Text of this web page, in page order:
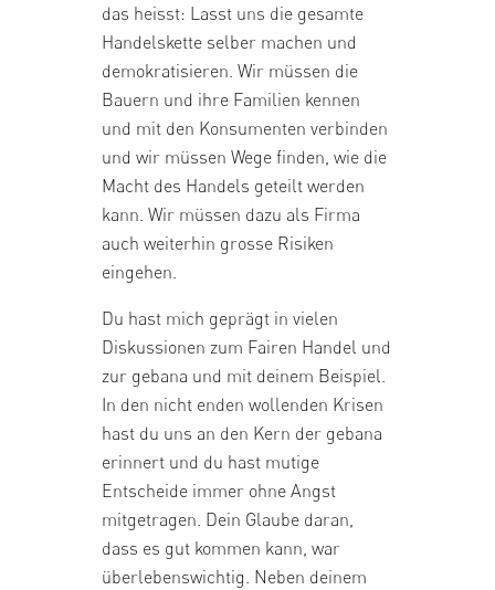
das heisst: Lasst uns die gesamte
Handelskette selber machen und
demokratisieren. Wir müssen die
Bauern und ihre Familien kennen
und mit den Konsumenten verbinden
und wir müssen Wege finden, wie die
Macht des Handels geteilt werden
kann. Wir müssen dazu als Firma
auch weiterhin grosse Risiken
eingehen.
Du hast mich geprägt in vielen
Diskussionen zum Fairen Handel und
zur gebana und mit deinem Beispiel.
In den nicht enden wollenden Krisen
hast du uns an den Kern der gebana
erinnert und du hast mutige
Entscheide immer ohne Angst
mitgetragen. Dein Glaube daran,
dass es gut kommen kann, war
überlebenswichtig. Neben deinem